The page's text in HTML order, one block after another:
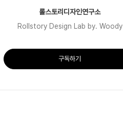
롤스토리디자인연구소
Rollstory Design Lab by. Woody
구독하기